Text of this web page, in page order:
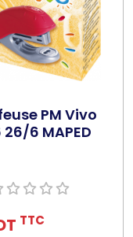
PM Vivo
6 MAPED
TTC